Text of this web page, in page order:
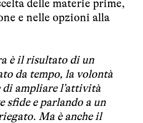
delle materie prime,
e nelle opzioni alla
è il risultato di un
da tempo, la volontà
ampliare l’attività
sfide e parlando a un
Ma è anche il